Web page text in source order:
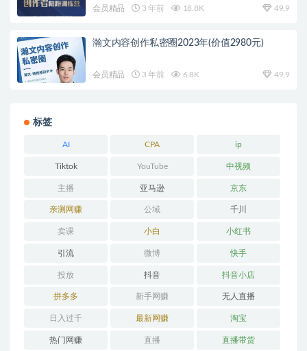
会员精品 3 年前 18.8K 49.9
瀚文内容创作私密圈2023年(价值2980元)
会员精品 3 年前 6.8K 49.9
标签
AI CPA ip
Tiktok YouTube 中视频
主播 亚马逊 京东
亲测网赚 公域 千川
卖课 小白 小红书
引流 微博 快手
投放 抖音 抖音小店
拼多多 新手网赚 无人直播
日入过千 最新网赚 淘宝
热门网赚 直播 直播带货